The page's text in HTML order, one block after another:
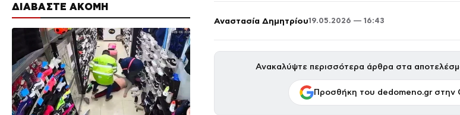
ΔΙΑΒΑΣΤΕ ΑΚΟΜΗ
Αναστασία Δημητρίου19.05.2026 — 16:43
Ανακαλύψτε περισσότερα άρθρα στα
Προσθήκη του dedomeno.gr στην